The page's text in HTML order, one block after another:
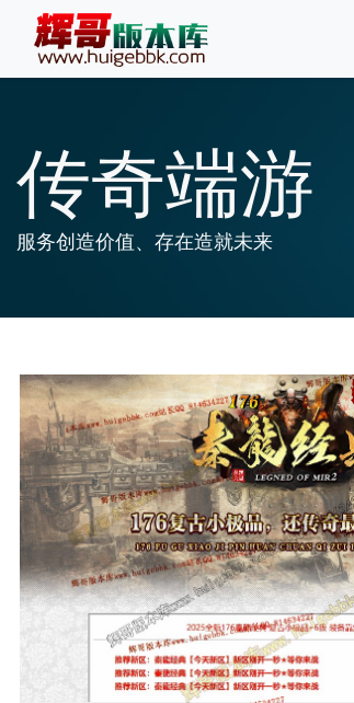
传奇端游
服务创造价值、存在造就未来